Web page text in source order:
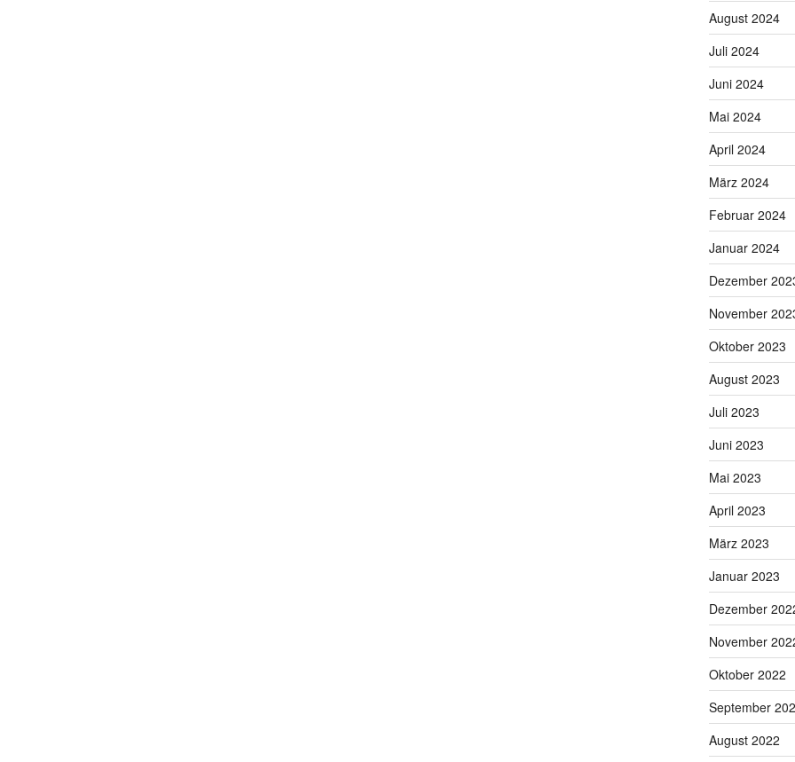
August 2024
Juli 2024
Juni 2024
Mai 2024
April 2024
März 2024
Februar 2024
Januar 2024
Dezember
November
Oktober 2023
August 2023
Juli 2023
Juni 2023
Mai 2023
April 2023
März 2023
Januar 2023
Dezember
November
Oktober 2022
September
August 2022